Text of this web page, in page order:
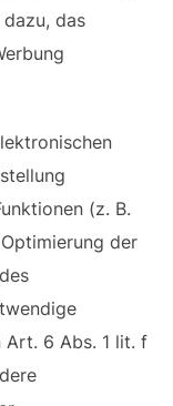
das
(z. B.
der
Art. 6 Abs. 1 lit. f